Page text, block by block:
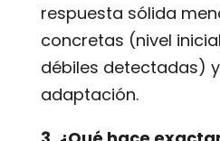
respuesta sólida
concretas (nivel
débiles detectadas)
adaptación.